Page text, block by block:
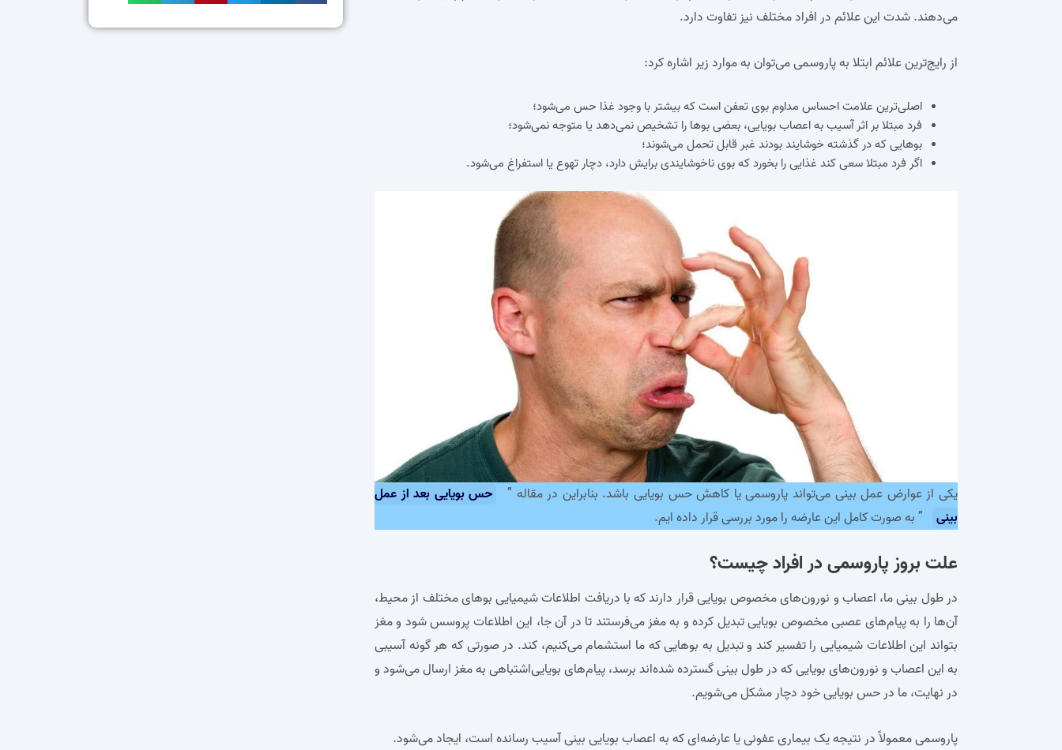
می‌دهند. شدت این علائم در افراد مختلف نیز تفاوت دارد.
از رایج‌ترین علائم ابتلا به پاروسمی می‌توان به موارد زیر اشاره کرد:
اصلی‌ترین علامت احساس مداوم بوی تعفن است که بیشتر با وجود غذا حس می‌شود؛
فرد مبتلا بر اثر آسیب به اعصاب بویایی، بعضی بوها را تشخیص نمی‌دهد یا متوجه نمی‌شود؛
بوهایی که در گذشته خوشایند بودند غبر قابل تحمل می‌شوند؛
اگر فرد مبتلا سعی کند غذایی را بخورد که بوی ناخوشایندی برایش دارد، دچار تهوع یا استفراغ می‌شود.
یکی از عوارض عمل بینی می‌تواند پاروسمی یا کاهش حس بویایی باشد. بنابراین در مقاله ”
حس بویایی بعد از عمل
بینی
” به صورت کامل این عارضه را مورد بررسی قرار داده ایم.
علت بروز پاروسمی در افراد چیست؟
در طول بینی ما، اعصاب و نورون‌های مخصوص بویایی قرار دارند که با دریافت اطلاعات شیمیایی بوهای مختلف از محیط،
آن‌ها را به پیام‌های عصبی مخصوص بویایی تبدیل کرده و به مغز می‌فرستند تا در آن جا، این اطلاعات پروسس شود و مغز
بتواند این اطلاعات شیمیایی را تفسیر کند و تبدیل به بوهایی که ما استشمام می‌کنیم، کند. در صورتی که هر گونه آسیبی
به این اعصاب و نورون‌های بویایی که در طول بینی گسترده شده‌اند برسد، پیام‌های بویایی‌اشتباهی به مغز ارسال می‌شود و
در نهایت، ما در حس بویایی خود دچار مشکل می‌شویم.
پاروسمی معمولاً در نتیجه یک بیماری عفونی یا عارضه‌ای که به اعصاب بویایی بینی آسیب رسانده است، ایجاد می‌شود.